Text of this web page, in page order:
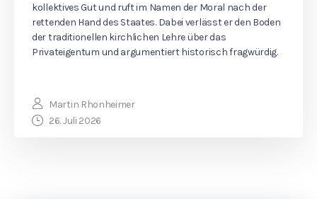
kollektives Gut und ruft im Namen der Moral nach der
rettenden Hand des Staates. Dabei verlässt er den Boden
der traditionellen kirchlichen Lehre über das
Privateigentum und argumentiert historisch fragwürdig.
Martin Rhonheimer
26. Juli 2026